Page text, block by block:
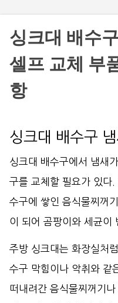
싱크대 배수
셀프 교체 부
항
싱크대 배수구
싱크대 배수구에서 냄새
구를 교체할 필요가 있다
수구에 쌓인 음식물찌꺼
이 되어 곰팡이와 세균이
주방 싱크대는 화장실처
수구 막힘이나 악취와 같
떠내려간 음식물찌꺼기